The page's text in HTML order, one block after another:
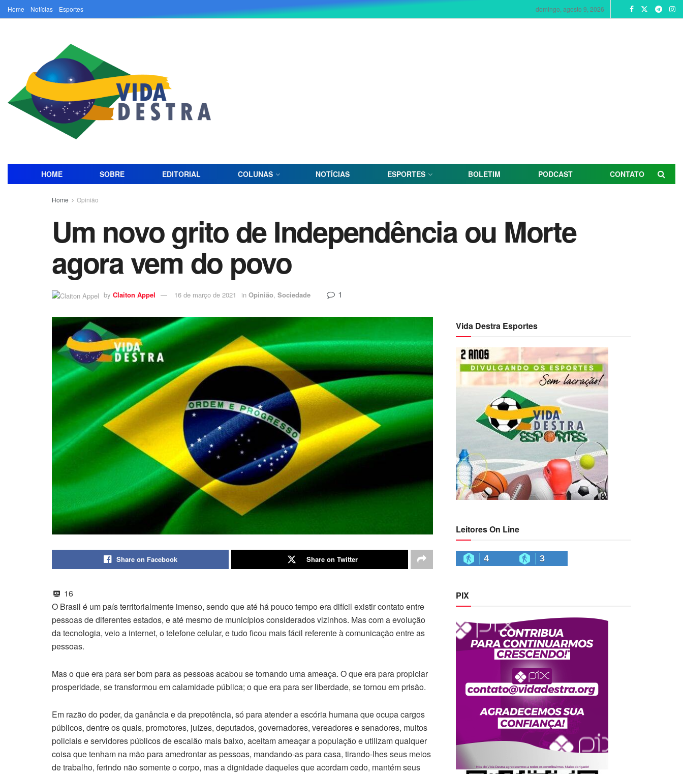
Home Notícias Esportes domingo, agosto 9, 2026
HOME SOBRE EDITORIAL COLUNAS NOTÍCIAS ESPORTES BOLETIM PODCAST CONTATO
Home Opinião
Um novo grito de Independência ou Morte
agora vem do povo
by Claiton Appel 16 de março de 2021 in Opinião, Sociedade 1
Share on Facebook Share on Twitter
16
O Brasil é um país territorialmente imenso, sendo que até há pouco tempo era difícil existir contato entre
pessoas de diferentes estados, e até mesmo de municípios considerados vizinhos. Mas com a evolução
da tecnologia, veio a internet, o telefone celular, e tudo ficou mais fácil referente à comunicação entre as
pessoas.
Mas o que era para ser bom para as pessoas acabou se tornando uma ameaça. O que era para propiciar
prosperidade, se transformou em calamidade pública; o que era para ser liberdade, se tornou em prisão.
Em razão do poder, da ganância e da prepotência, só para atender a escória humana que ocupa cargos
públicos, dentre os quais, promotores, juízes, deputados, governadores, vereadores e senadores, muitos
policiais e servidores públicos de escalão mais baixo, aceitam ameaçar a população e utilizam qualquer
coisa que tenham na mão para amedrontar as pessoas, mandando-as para casa, tirando-lhes seus meios
de trabalho, ferindo não somente o corpo, mas a dignidade daqueles que acordam cedo, mantém seus
Vida Destra Esportes
Leitores On Line
4 3
PIX